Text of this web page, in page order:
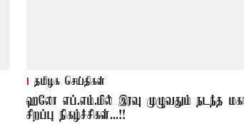
தமிழக செய்திகள்
ஹலோ எப்.எம்.மில் இரவு முழுவதும் நடந்த
சிறப்பு நிகழ்ச்சிகள்...!!